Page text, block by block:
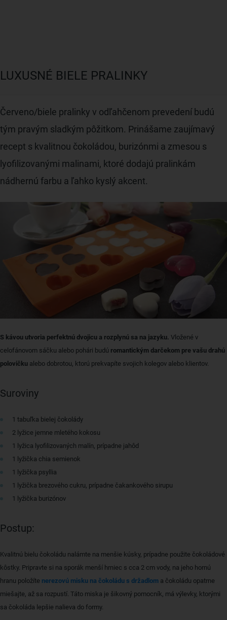
LUXUSNÉ BIELE PRALINKY
Červeno/biele pralinky v odľahčenom prevedení budú
tým pravým sladkým pôžitkom. Prinášame zaujímavý
recept s kvalitnou čokoládou, burizónmi a zmesou s
lyofilizovanými malinami, ktoré dodajú pralinkám
nádhernú farbu a ľahko kyslý akcent.
S kávou utvoria perfektnú dvojicu a rozplynú sa na jazyku. Vložené v
celofánovom sáčku alebo pohári budú romantickým darčekom pre vašu drahú
polovičku alebo dobrotou, ktorú prekvapíte svojich kolegov alebo klientov.
Suroviny
1 tabuľka bielej čokolády
2 lyžice jemne mletého kokosu
1 lyžica lyofilizovaných malín, prípadne jahôd
1 lyžička chia semienok
1 lyžička psyllia
1 lyžička brezového cukru, prípadne čakankového sirupu
1 lyžička burizónov
Postup:
Kvalitnú bielu čokoládu nalámte na menšie kúsky, prípadne použite čokoládové
kôstky. Pripravte si na sporák menší hrniec s cca 2 cm vody, na jeho hornú
hranu položíte nerezovú misku na čokoládu s držadlom a čokoládu opatrne
miešajte, až sa rozpustí. Táto miska je šikovný pomocník, má výlevky, ktorými
sa čokoláda lepšie nalieva do formy.